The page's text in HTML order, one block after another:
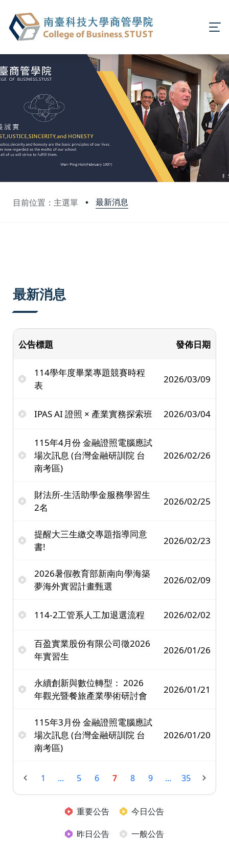
目前位置：主選單 最新消息
最新消息
公告標題 發佈日期
114學年度畢業專題競賽時程
表
2026/03/09
IPAS AI 證照 × 產業實務探索班 2026/03/04
115年4月份 金融證照電腦應試
場次訊息 (台灣金融研訓院 台
南考區)
2026/02/26
財法所-生活助學金服務學習生
2名
2026/02/25
提醒大三生繳交專題指導同意
書!
2026/02/23
2026暑假教育部新南向學海築
夢海外實習計畫甄選
2026/02/09
114-2工管系人工加退選流程 2026/02/02
百盈實業股份有限公司徵2026
年實習生
2026/01/26
永續創新與數位轉型： 2026
年觀光暨餐旅產業學術研討會
2026/01/21
115年3月份 金融證照電腦應試
場次訊息 (台灣金融研訓院 台
南考區)
2026/01/20
1 ... 5 6 7 8 9 ... 35
重要公告
今日公告
昨日公告
一般公告